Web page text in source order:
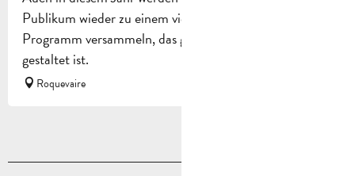
Publikum wieder zu einem vielfältigen und offenen
Programm versammeln, das ganz im Sinne des Festivals
gestaltet ist.
Roquevaire